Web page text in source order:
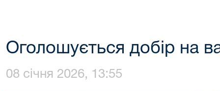
Оголошується добір на
08 січня 2026, 13:55